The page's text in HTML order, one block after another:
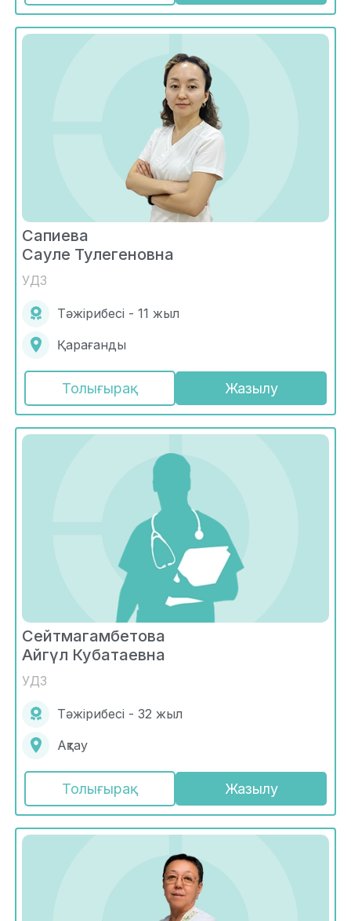
Сапиева
Сауле Тулегеновна
УДЗ
Тәжірибесі - 11 жыл
Қарағанды
Толығырақ Жазылу
Сейтмагамбетова
Айгүл Кубатаевна
УДЗ
Тәжірибесі - 32 жыл
Ақтау
Толығырақ Жазылу